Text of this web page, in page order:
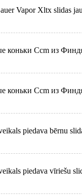
Vapor Xltx slidas
коньки Ccm из
коньки Ccm из
piedava bērnu
piedava vīriešu